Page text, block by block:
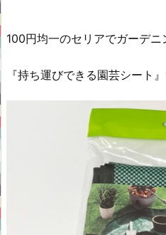
100円均一のセリアでガーデニ
『持ち運びできる園芸シート